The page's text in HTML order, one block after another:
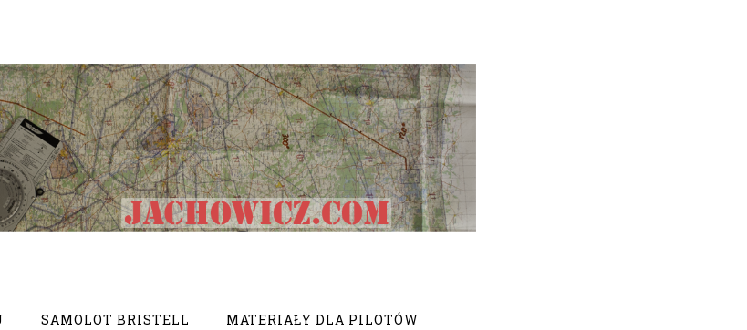
SAMOLOT BRISTELL MATERIAŁY DLA PILOTÓW